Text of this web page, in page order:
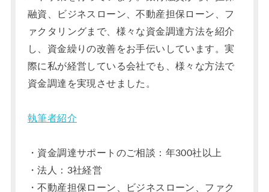
融資、ビジネスローン、不動産担保ローン、フ
ァクタリングまで、様々な資金調達方法を紹介
し、資金繰りの改善をお手伝いしています。実
際に私が経営している会社でも、様々な方法で
資金調達を実現させました。
執筆者紹介
・資金調達サポートのご相談：年300社以上
・法人：3社経営
・不動産担保ローン、ビジネスローン、ファク